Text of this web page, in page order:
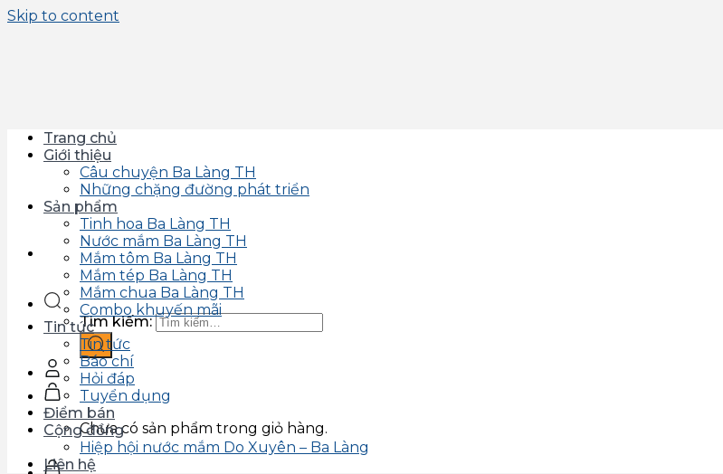
Skip to content
Tìm kiếm:
Chưa có sản phẩm trong giỏ hàng.
Trang chủ
Giới thiệu
Câu chuyện Ba Làng TH
Những chặng đường phát triển
Sản phẩm
Tinh hoa Ba Làng TH
Nước mắm Ba Làng TH
Mắm tôm Ba Làng TH
Mắm tép Ba Làng TH
Mắm chua Ba Làng TH
Combo khuyến mãi
Tin tức
Tin tức
Báo chí
Hỏi đáp
Tuyển dụng
Điểm bán
Cộng đồng
Hiệp hội nước mắm Do Xuyên – Ba Làng
Liên hệ